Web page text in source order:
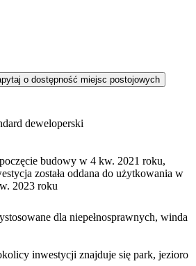
o dostępność miejsc postojowych
deweloperski
budowy w 4 kw. 2021 roku,
została oddana do użytkowania w
2023 roku
dla niepełnosprawnych, winda
inwestycji znajduje się park, jezioro